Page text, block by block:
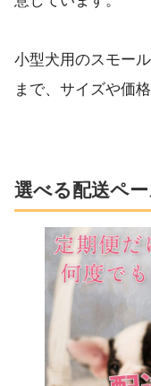
小型犬用のスモー
まで、サイズや価
選べる配送ペー